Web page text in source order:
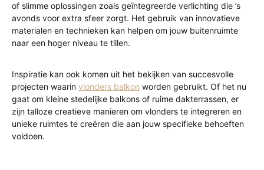
of slimme oplossingen zoals geïntegreerde verlichting die ’s
avonds voor extra sfeer zorgt. Het gebruik van innovatieve
materialen en technieken kan helpen om jouw buitenruimte
naar een hoger niveau te tillen.
Inspiratie kan ook komen uit het bekijken van succesvolle
projecten waarin vlonders balkon worden gebruikt. Of het nu
gaat om kleine stedelijke balkons of ruime dakterrassen, er
zijn talloze creatieve manieren om vlonders te integreren en
unieke ruimtes te creëren die aan jouw specifieke behoeften
voldoen.